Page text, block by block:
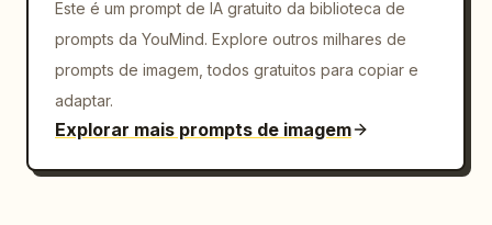
Este é um prompt de IA gratuito da biblioteca de
prompts da YouMind. Explore outros milhares de
prompts de imagem, todos gratuitos para copiar e
adaptar.
Explorar mais prompts de imagem